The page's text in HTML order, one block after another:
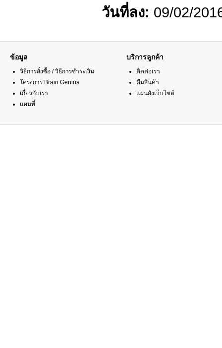
วันที่ลง: 09/02/
ข้อมูล
วิธีการสั่งซื้อ / วิธีการชำระเงิน
โครงการ Brain Genius
เกี่ยวกับเรา
แผนที่
บริการลูกค้า
ติดต่อเรา
คืนสินค้า
แผนผังเว็บไซต์